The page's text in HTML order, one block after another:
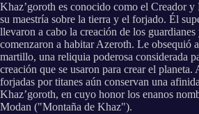
Khaz’goroth es conocido como el Creador
su maestría sobre la tierra y el forjado. Él
llevaron a cabo la creación de los guardianes
comenzaron a habitar Azeroth. Le obsequió
martillo, una reliquia poderosa considerada
creación que se usaron para crear el planeta.
forjadas por titanes aún conservan una
Khaz’goroth, en cuyo honor los enanos
Modan ("Montaña de Khaz").